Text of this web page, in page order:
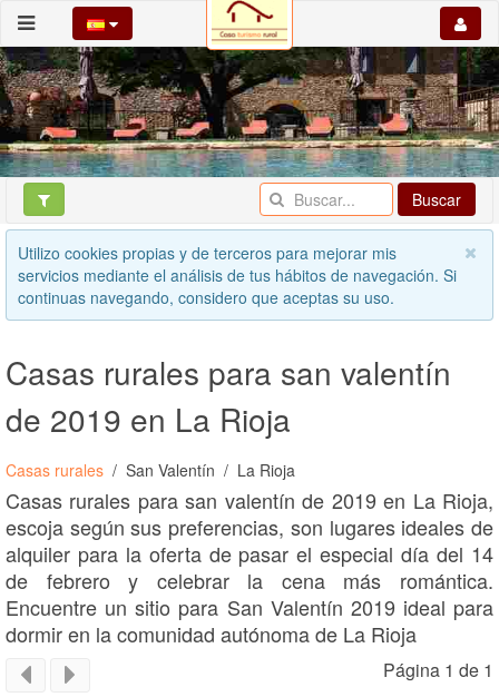
Buscar
Utilizo cookies propias y de terceros para mejorar mis
servicios mediante el análisis de tus hábitos de navegación. Si
continuas navegando, considero que aceptas su uso.
Casas rurales para san valentín
de 2019 en La Rioja
Casas rurales San Valentín La Rioja
Casas rurales para san valentín de 2019 en La Rioja,
escoja según sus preferencias, son lugares ideales de
alquiler para la oferta de pasar el especial día del 14
de febrero y celebrar la cena más romántica.
Encuentre un sitio para San Valentín 2019 ideal para
dormir en la comunidad autónoma de La Rioja
Página 1 de 1